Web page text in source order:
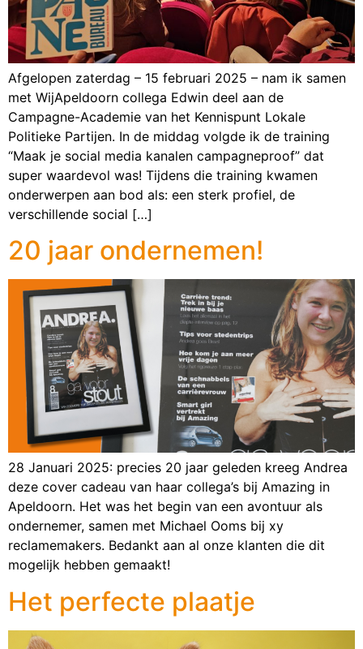
Afgelopen zaterdag – 15 februari 2025 – nam ik samen
met WijApeldoorn collega Edwin deel aan de
Campagne-Academie van het Kennispunt Lokale
Politieke Partijen. In de middag volgde ik de training
“Maak je social media kanalen campagneproof” dat
super waardevol was! Tijdens die training kwamen
onderwerpen aan bod als: een sterk profiel, de
verschillende social […]
20 jaar ondernemen!
28 Januari 2025: precies 20 jaar geleden kreeg Andrea
deze cover cadeau van haar collega’s bij Amazing in
Apeldoorn. Het was het begin van een avontuur als
ondernemer, samen met Michael Ooms bij xy
reclamemakers. Bedankt aan al onze klanten die dit
mogelijk hebben gemaakt!
Het perfecte plaatje